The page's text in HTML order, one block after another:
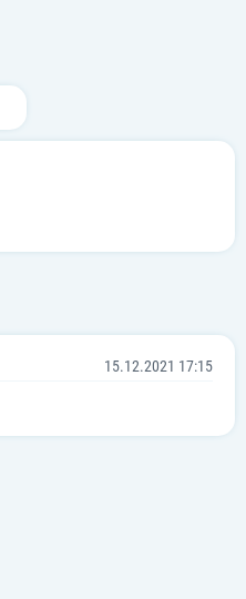
15.12.2021 17:15